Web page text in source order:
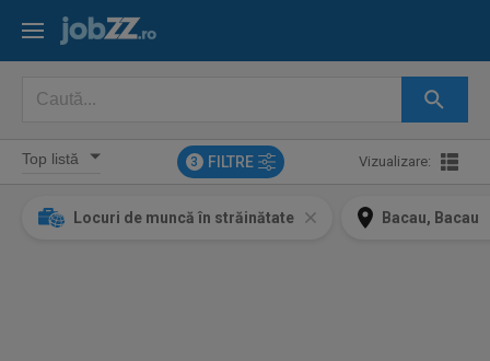
3 FILTRE Vizualizare:
Locuri de muncă în străinătate Bacau, Bacau